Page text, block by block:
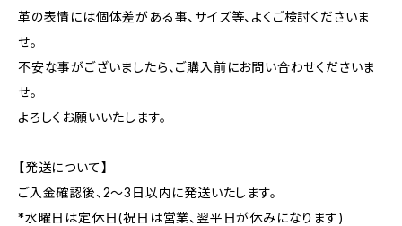
革の表情には個体差がある事、サイズ等、よくご検討くださいま
せ。
不安な事がございましたら、ご購入前にお問い合わせくださいま
せ。
よろしくお願いいたします。
【発送について】
ご入金確認後、2〜3日以内に発送いたします。
*水曜日は定休日(祝日は営業、翌平日が休みになります)